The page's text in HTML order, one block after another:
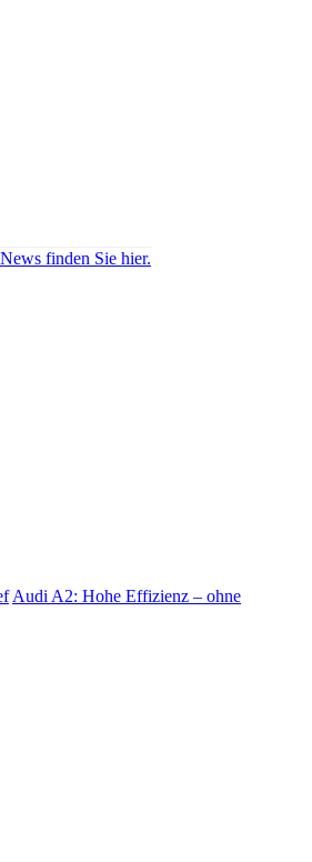
finden Sie hier.
Audi A2: Hohe Effizienz – ohne